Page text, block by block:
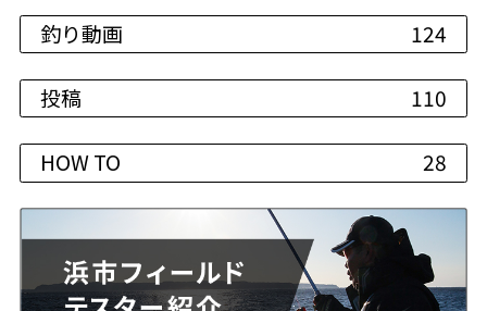
釣り動画 124
投稿 110
HOW TO 28